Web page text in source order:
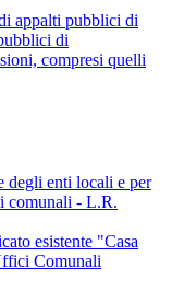
appalti pubblici di
di
compresi quelli
degli enti locali e per
comunali - L.R.
esistente "Casa
Comunali